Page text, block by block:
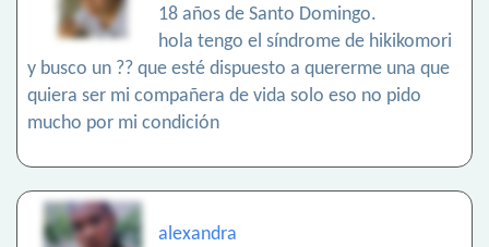
18 años de Santo Domingo.
hola tengo el síndrome de hikikomori
y busco un ?? que esté dispuesto a quererme una que
quiera ser mi compañera de vida solo eso no pido
mucho por mi condición
alexandra